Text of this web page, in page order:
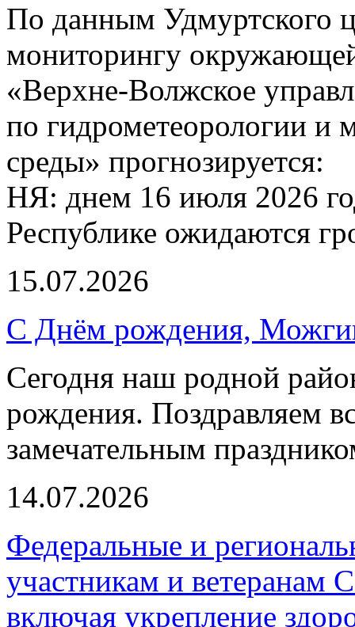
По данным Удмуртского
мониторингу
«Верхне-Волжское
по гидрометеорологии
среды» прогнозируется:
НЯ: днем 16 июля 2026
Республике ожидаются
15.07.2026
С Днём рождения,
Сегодня наш родной
рождения. Поздравляем
замечательным
14.07.2026
Федеральные и
участникам и
включая укрепление